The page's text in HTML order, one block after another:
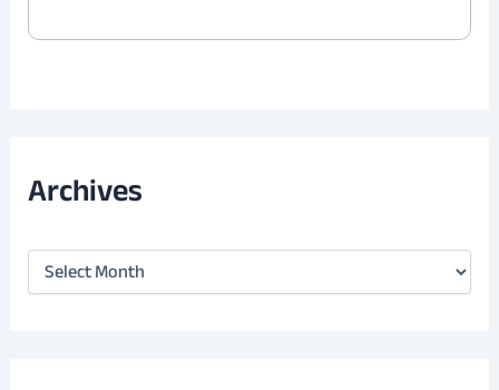
Archives
A